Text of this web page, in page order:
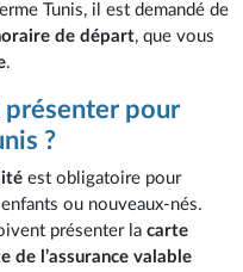
Tunis, il est demandé de
de départ, que vous
.
pour
?
est obligatoire pour
ou nouveaux-nés.
présenter lacarte
de l’assurance valable